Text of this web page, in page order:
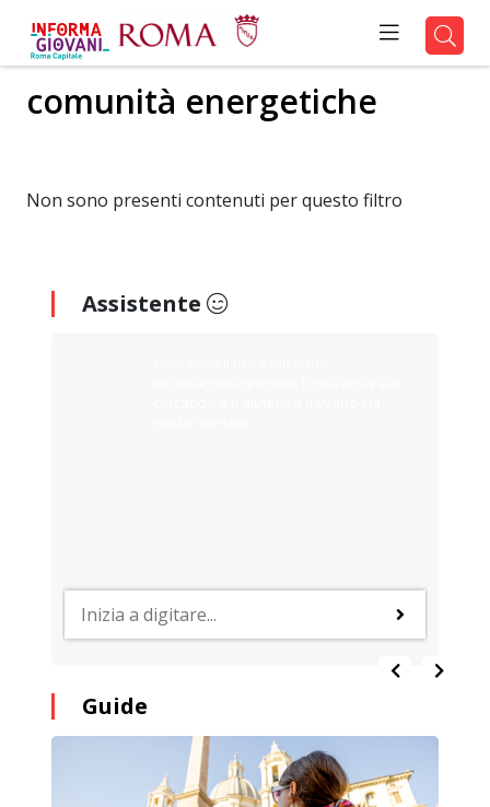
comunità energetiche
Non sono presenti contenuti per questo filtro
Assistente
Guide